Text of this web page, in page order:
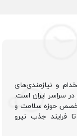
و نیازمندی‌های
در سراسر ایران است.
حوزه سلامت و
فرایند جذب نیرو